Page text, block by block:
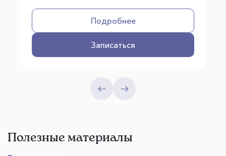
Подробнее
Записаться
Полезные материалы